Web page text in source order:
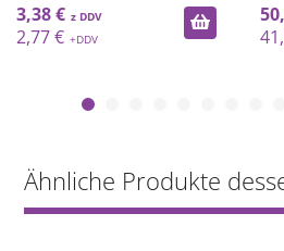
3,38 €
2,77 €
Ähnliche Produkte